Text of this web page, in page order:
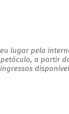
lugar pela
a partir